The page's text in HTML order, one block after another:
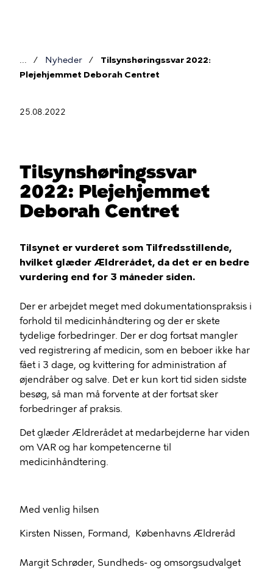
Brødkrumme
Nyheder
Tilsynshøringssvar 2022:
Plejehjemmet Deborah Centret
25.08.2022
Tilsynshøringssvar
2022: Plejehjemmet
Deborah Centret
Tilsynet er vurderet som Tilfredsstillende,
hvilket glæder Ældrerådet, da det er en bedre
vurdering end for 3 måneder siden.
Der er arbejdet meget med dokumentationspraksis i
forhold til medicinhåndtering og der er skete
tydelige forbedringer. Der er dog fortsat mangler
ved registrering af medicin, som en beboer ikke har
fået i 3 dage, og kvittering for administration af
øjendråber og salve. Det er kun kort tid siden sidste
besøg, så man må forvente at der fortsat sker
forbedringer af praksis.
Det glæder Ældrerådet at medarbejderne har viden
om VAR og har kompetencerne til
medicinhåndtering.
Med venlig hilsen
Kirsten Nissen, Formand, Københavns Ældreråd
Margit Schrøder, Sundheds- og omsorgsudvalget